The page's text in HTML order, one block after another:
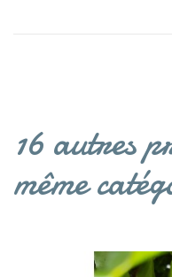
16 autres
même